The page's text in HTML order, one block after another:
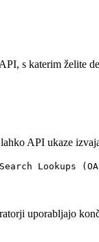
s katerim želite
API ukaze
Search Lookups
uporabljajo